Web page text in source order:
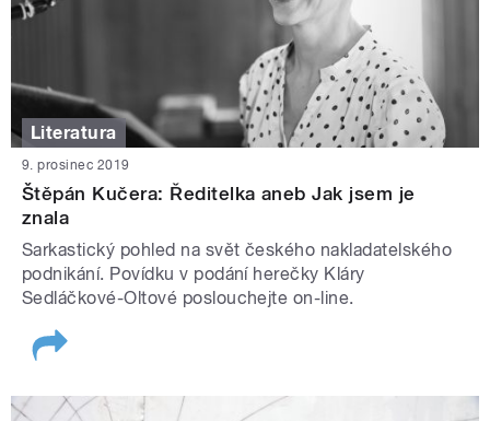
Literatura
9. prosinec 2019
Štěpán Kučera: Ředitelka aneb Jak jsem je
znala
Sarkastický pohled na svět českého nakladatelského
podnikání. Povídku v podání herečky Kláry
Sedláčkové-Oltové poslouchejte on-line.